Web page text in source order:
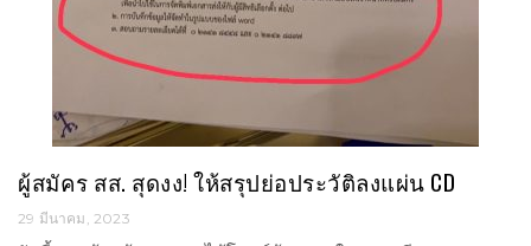
ผู้สมัคร สส. สุดงง! ให้สรุปย่อประวัติลงแผ่น CD
29 มีนาคม, 2023